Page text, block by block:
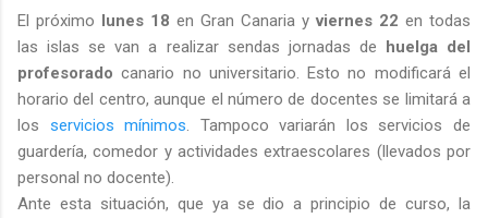
El próximo lunes 18 en Gran Canaria yviernes 22 en todas
las islas se van a realizar sendas jornadas de huelga del
profesorado canario no universitario. Esto no modificará el
horario del centro, aunque el número de docentes se limitará a
los servicios mínimos . Tampoco variarán los servicios de
guardería, comedor y actividades extraescolares (llevados por
personal no docente).
Ante esta situación, que ya se dio a principio de curso, la